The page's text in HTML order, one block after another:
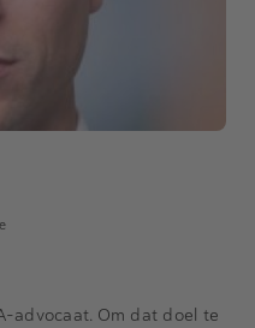
advocaat. Om dat doel te